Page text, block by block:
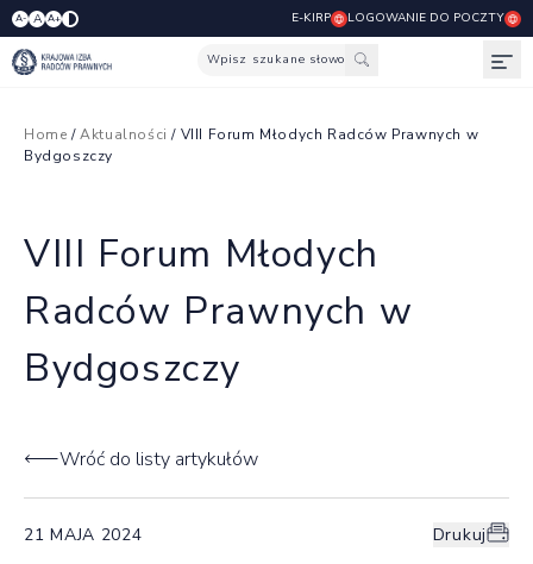
A- A A+ E-KIRP LOGOWANIE DO POCZTY
Wpisz szukane słowo
Home /Aktualności / VIII Forum Młodych Radców Prawnych w
Bydgoszczy
VIII Forum Młodych
Radców Prawnych w
Bydgoszczy
Wróć do listy artykułów
21 MAJA 2024 Drukuj